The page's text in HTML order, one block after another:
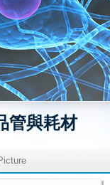
管與耗材